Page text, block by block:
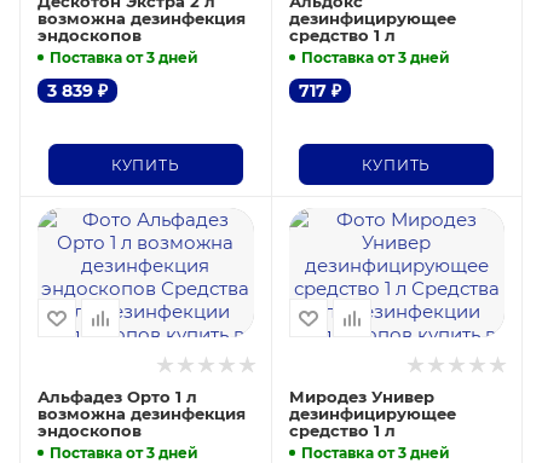
возможна дезинфекция
эндоскопов
Поставка от 3 дней
3 839 ₽
КУПИТЬ
дезинфицирующее
средство 1 л
Поставка от 3 дней
717₽
КУПИТЬ
Альфадез Орто 1 л
возможна дезинфекция
эндоскопов
Поставка от 3 дней
Миродез Универ
дезинфицирующее
средство 1 л
Поставка от 3 дней